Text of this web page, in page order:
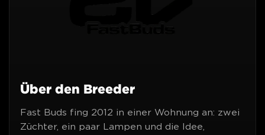
Über den Breeder
Fast Buds fing 2012 in einer Wohnung an: zwei
Züchter, ein paar Lampen und die Idee,